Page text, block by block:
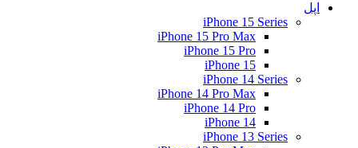
اپل
iPhone 15 Series
iPhone 15 Pro Max
iPhone 15 Pro
iPhone 15
iPhone 14 Series
iPhone 14 Pro Max
iPhone 14 Pro
iPhone 14
iPhone 13 Series